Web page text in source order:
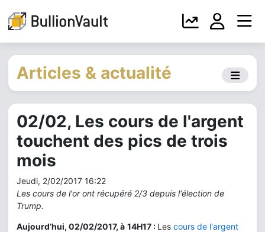
Articles & actualité
02/02, Les cours de l'argent
touchent des pics de trois
mois
Jeudi, 2/02/2017 16:22
Les cours de l'or ont récupéré 2/3 depuis l'élection de
Trump.
Aujourd’hui, 02/02/2017, à 14H17 : Les cours de l'argent